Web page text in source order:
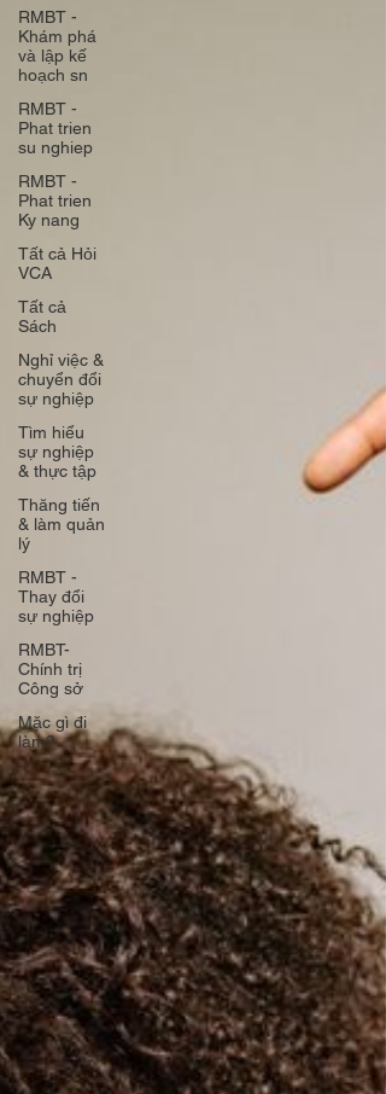
RMBT -
Khám phá
và lập kế
hoạch sn
RMBT -
Phat trien
su nghiep
RMBT -
Phat trien
Ky nang
Tất cả Hỏi
VCA
Tất cả
Sách
Nghỉ việc &
chuyển đổi
sự nghiệp
Tìm hiểu
sự nghiệp
& thực tập
Thăng tiến
& làm quản
lý
RMBT -
Thay đổi
sự nghiệp
RMBT-
Chính trị
Công sở
Mặc gì đi
làm?